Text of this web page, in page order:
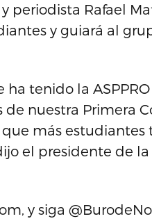
periodista Rafael
y guiará al
ha tenido la
nuestra Primera
más estudiantes
el presidente de la
y siga